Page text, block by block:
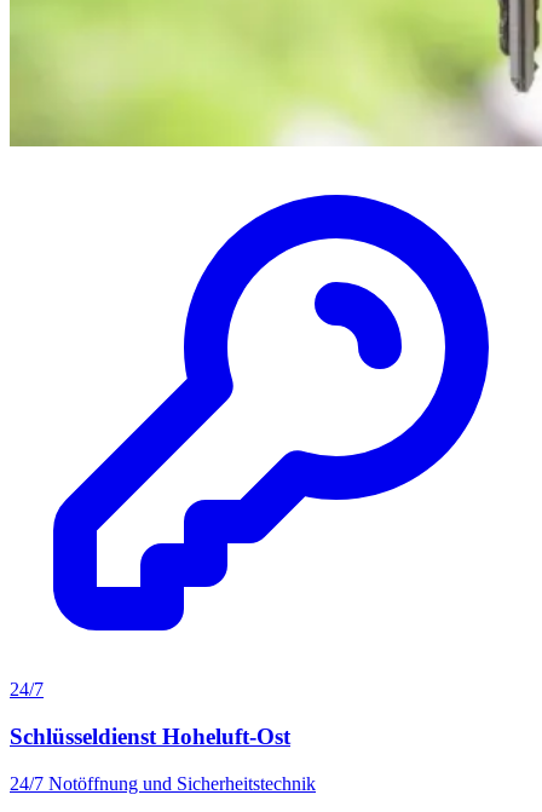
24/7
Schlüsseldienst Hoheluft-Ost
24/7 Notöffnung und Sicherheitstechnik